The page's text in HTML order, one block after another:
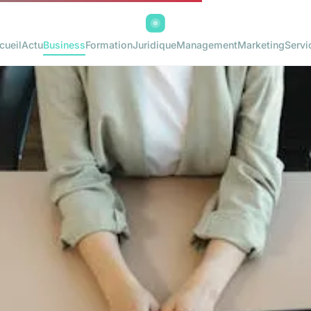
ActuBusinessFormationJuridiqueManagementMarketing